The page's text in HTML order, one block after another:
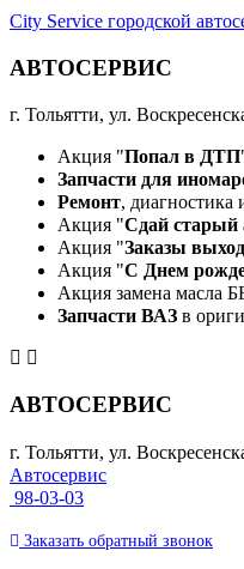
City Service городской
АВТОСЕРВИС
г. Тольятти, ул.
Акция "Попал в ДТП
Запчасти для
Ремонт, диагностика
Акция "Сдай старый
Акция "Заказы
Акция "С Днем
Акция замена масла
Запчасти ВАЗ в
АВТОСЕРВИС
г. Тольятти, ул.
Автосервис
98-03-03
Заказать обратный звонок